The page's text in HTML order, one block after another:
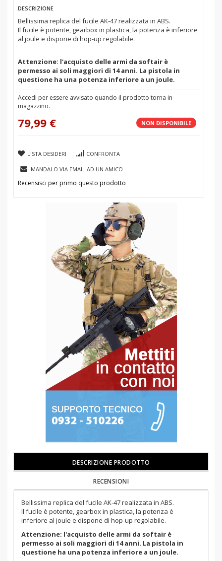
DESCRIZIONE
Bellissima replica del fucile AK-47 realizzata in ABS.
Il fucile è potente, gearbox in plastica, la potenza è inferiore
al joule e dispone di hop-up regolabile.
Attenzione: l'acquisto delle armi da softair è
permesso ai soli maggiori di 14 anni. La pistola in
questione ha una potenza inferiore a un joule.
Accedi per essere avvisato quando il prodotto torna in
magazzino.
NON DISPONIBILE
79,99 €
LISTA DESIDERI CONFRONTA
MANDALO VIA EMAIL AD UN AMICO
Recensisci per primo questo prodotto
DESCRIZIONE PRODOTTO
RECENSIONI
Bellissima replica del fucile AK-47 realizzata in ABS.
Il fucile è potente, gearbox in plastica, la potenza è
inferiore al joule e dispone di hop-up regolabile.
Attenzione: l'acquisto delle armi da softair è
permesso ai soli maggiori di 14 anni. La pistola in
questione ha una potenza inferiore a un joule.